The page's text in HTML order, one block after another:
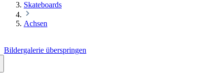
Skateboards
Achsen
Bildergalerie überspringen